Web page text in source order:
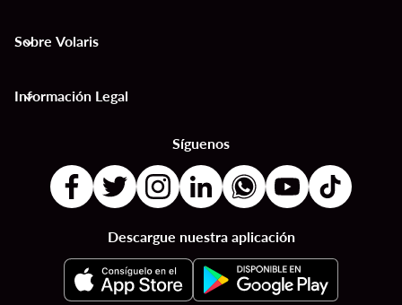
Sobre Volaris
keyboard_arrow_down
Información Legal
keyboard_arrow_down
Síguenos
Descargue nuestra aplicación